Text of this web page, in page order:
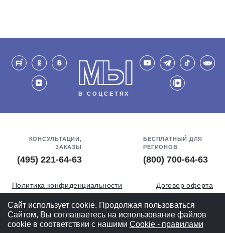
МЫ
В СОЦСЕТЯХ
КОНСУЛЬТАЦИИ,
ЗАКАЗЫ
(495) 221-64-63
БЕСПЛАТНЫЙ ДЛЯ
РЕГИОНОВ
(800) 700-64-63
Политика конфиденциальности
Договор оферта
Обработка персональных данных
СОУТ
Полная версия
Сайт использует cookie. Продолжая пользоваться
Сайтом, Вы соглашаетесь на использование файлов
cookie в соответствии с нашими Cookiе - правилами